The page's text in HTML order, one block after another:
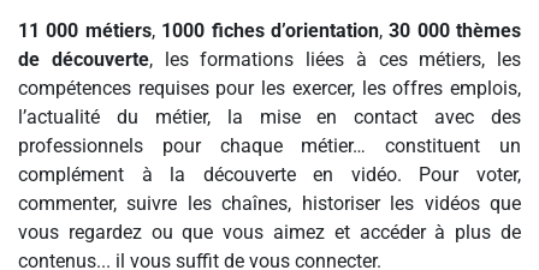
11 000 métiers, 1000 fiches d’orientation,30 000 thèmes
de découverte, les formations liées à ces métiers, les
compétences requises pour les exercer, les offres emplois,
l’actualité du métier, la mise en contact avec des
professionnels pour chaque métier… constituent un
complément à la découverte en vidéo. Pour voter,
commenter, suivre les chaînes, historiser les vidéos que
vous regardez ou que vous aimez et accéder à plus de
contenus... il vous suffit de vous connecter.